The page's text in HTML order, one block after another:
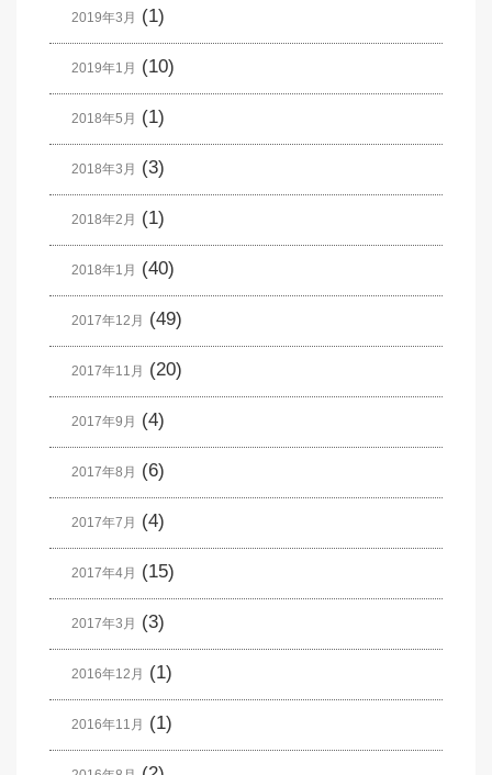
2019年3月 (1)
2019年1月 (10)
2018年5月 (1)
2018年3月 (3)
2018年2月 (1)
2018年1月 (40)
2017年12月 (49)
2017年11月 (20)
2017年9月 (4)
2017年8月 (6)
2017年7月 (4)
2017年4月 (15)
2017年3月 (3)
2016年12月 (1)
2016年11月 (1)